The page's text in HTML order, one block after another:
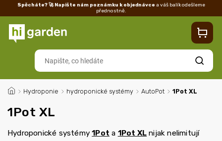
Spěcháte? 🚀 Napište nám poznámku k objednávce a váš balík odešleme
přednostně.
Vrácení/reklamace
Hledat
/ Hydroponie / hydroponické systémy / AutoPot / 1Pot XL
1Pot XL
Hydroponické systémy1Pot a 1Pot XL nijak nelimitují